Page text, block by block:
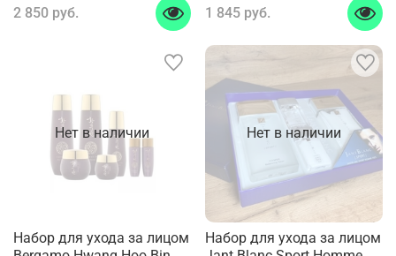
2 850 руб. 1 845 руб.
Нет в наличии
Набор для ухода за лицом
Нет в наличии
Набор для ухода за лицом